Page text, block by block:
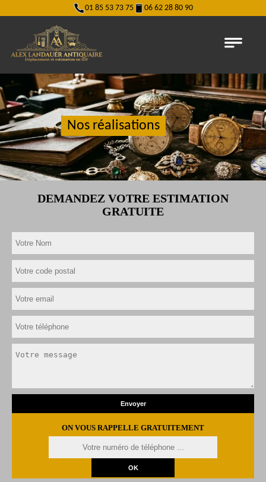
01 85 53 73 75 06 62 28 80 90
Nos réalisations
DEMANDEZ VOTRE ESTIMATION
GRATUITE
ON VOUS RAPPELLE GRATUITEMENT